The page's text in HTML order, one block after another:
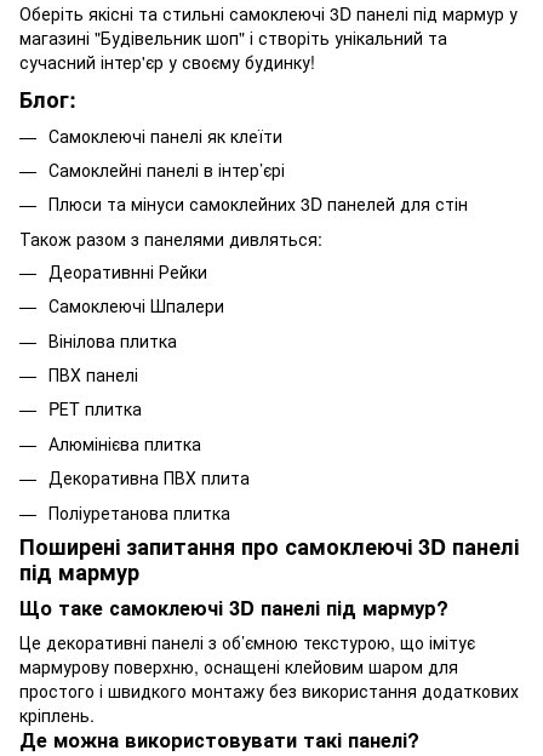
Оберіть якісні та стильні самоклеючі 3D панелі під мармур у
магазині "Будівельник шоп" і створіть унікальний та
сучасний інтер'єр у своєму будинку!
Блог:
Самоклеючі панелі як клеїти
Самоклейні панелі в інтер’єрі
Плюси та мінуси самоклейних 3D панелей для стін
Також разом з панелями дивляться:
Деоративнні Рейки
Самоклеючі Шпалери
Вінілова плитка
ПВХ панелі
PЕT плитка
Алюмінієва плитка
Декоративна ПВХ плита
Поліуретанова плитка
Поширені запитання про самоклеючі 3D панелі
під мармур
Що таке самоклеючі 3D панелі під мармур?
Це декоративні панелі з об’ємною текстурою, що імітує
мармурову поверхню, оснащені клейовим шаром для
простого і швидкого монтажу без використання додаткових
кріплень.
Де можна використовувати такі панелі?